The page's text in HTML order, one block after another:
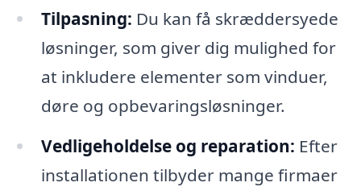
Tilpasning: Du kan få skræddersyede
løsninger, som giver dig mulighed for
at inkludere elementer som vinduer,
døre og opbevaringsløsninger.
Vedligeholdelse og reparation: Efter
installationen tilbyder mange firmaer